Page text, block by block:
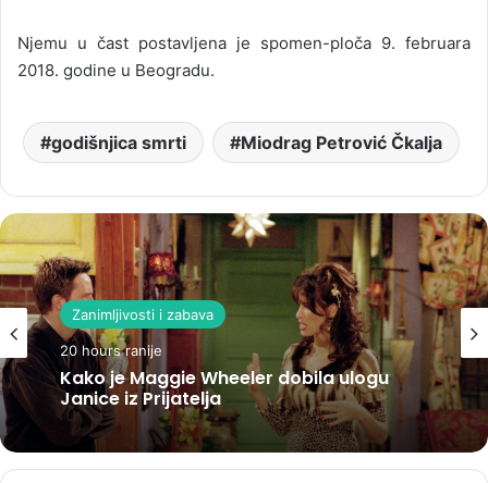
Njemu u čast postavljena je spomen-ploča 9. februara
2018. godine u Beogradu.
godišnjica smrti Miodrag Petrović Čkalja
Zanimljivosti i zabava
20 hours ranije
Kako je Maggie Wheeler dobila ulogu
Janice iz Prijatelja